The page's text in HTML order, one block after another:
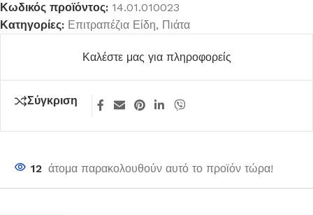
Κωδικός προϊόντος: 14.01.010023
Κατηγορίες: Επιτραπέζια Είδη, Πιάτα
Καλέστε μας για πληροφορείς
Σύγκριση
12 άτομα παρακολουθούν αυτό το προϊόν τώρα!